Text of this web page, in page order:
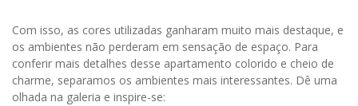
Com isso, as cores utilizadas ganharam muito mais destaque, e
os ambientes não perderam em sensação de espaço. Para
conferir mais detalhes desse apartamento colorido e cheio de
charme, separamos os ambientes mais interessantes. Dê uma
olhada na galeria e inspire-se: